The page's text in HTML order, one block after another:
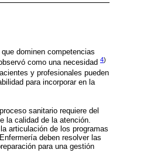
dominen competencias
como una necesidad 4)
y profesionales pueden
para incorporar en la
sanitario requiere del
la calidad de la atención.
articulación de los programas
deben resolver las
para una gestión